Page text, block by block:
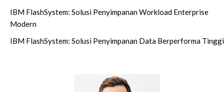
IBM FlashSystem: Solusi Penyimpanan Workload Enterprise
Modern
IBM FlashSystem: Solusi Penyimpanan Data Berperforma Tinggi